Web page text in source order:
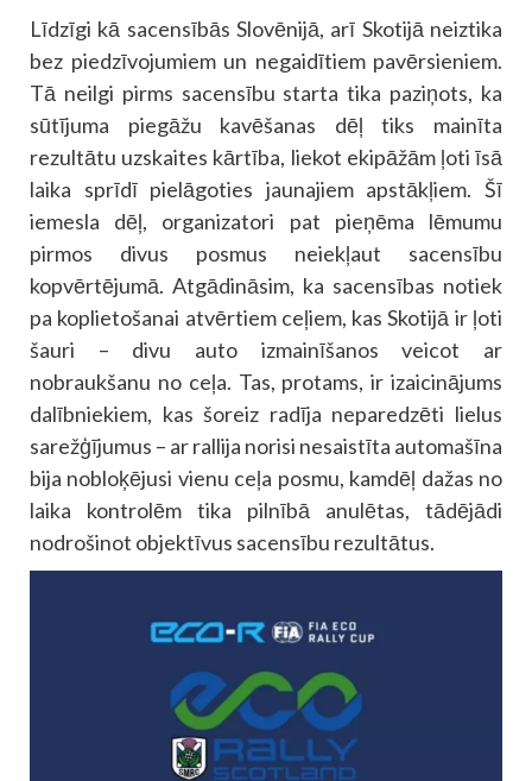
Līdzīgi kā sacensībās Slovēnijā, arī Skotijā neiztika
bez piedzīvojumiem un negaidītiem pavērsieniem.
Tā neilgi pirms sacensību starta tika paziņots, ka
sūtījuma piegāžu kavēšanas dēļ tiks mainīta
rezultātu uzskaites kārtība, liekot ekipāžām ļoti īsā
laika sprīdī pielāgoties jaunajiem apstākļiem. Šī
iemesla dēļ, organizatori pat pieņēma lēmumu
pirmos divus posmus neiekļaut sacensību
kopvērtējumā. Atgādināsim, ka sacensības notiek
pa koplietošanai atvērtiem ceļiem, kas Skotijā ir ļoti
šauri – divu auto izmainīšanos veicot ar
nobraukšanu no ceļa. Tas, protams, ir izaicinājums
dalībniekiem, kas šoreiz radīja neparedzēti lielus
sarežģījumus – ar rallija norisi nesaistīta automašīna
bija nobloķējusi vienu ceļa posmu, kamdēļ dažas no
laika kontrolēm tika pilnībā anulētas, tādējādi
nodrošinot objektīvus sacensību rezultātus.